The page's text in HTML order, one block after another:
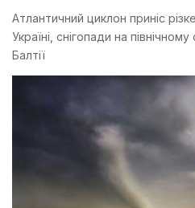
Атлантичний циклон приніс
Україні, снігопади на
Балтії